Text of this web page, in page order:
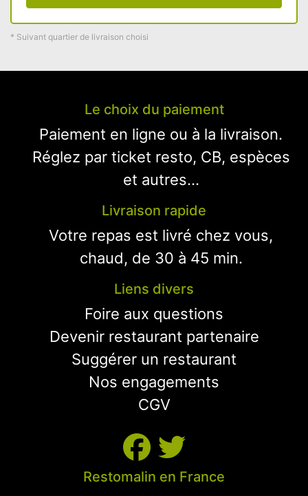
* Suivant quartier de livraison choisi
Le choix du paiement
Paiement en ligne ou à la livraison.
Réglez par ticket resto, CB, espèces
et autres...
Livraison rapide
Votre repas est livré chez vous,
chaud, de 30 à 45 min.
Liens divers
Foire aux questions
Devenir restaurant partenaire
Suggérer un restaurant
Nos engagements
CGV
Restomalin en France